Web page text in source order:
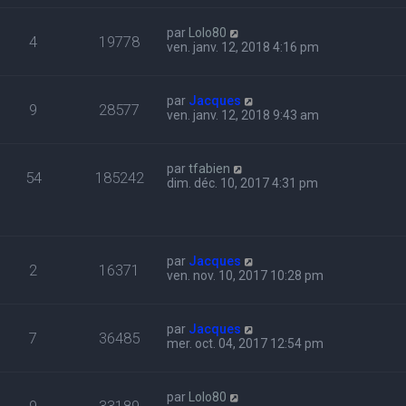
4 19778 par Lolo80
ven. janv. 12, 2018 4:16 pm
9 28577 par Jacques
ven. janv. 12, 2018 9:43 am
54 185242 partfabien
dim. déc. 10, 2017 4:31 pm
2 16371 par Jacques
ven. nov. 10, 2017 10:28 pm
7 36485 par Jacques
mer. oct. 04, 2017 12:54 pm
par Lolo80